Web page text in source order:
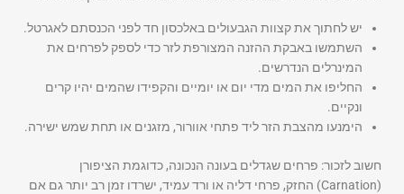
יש לחתוך את קצוות הגבעולים באלכסון חד לפני הכנסתם לאגרטל.
השתמשו באבקת ההזנה המצורפת לזר כדי לספק לפרחים את
המינרלים הנדרשים.
החליפו את המים מדי יום או יומיים והקפידו שהמים יהיו קרים
ונקיים.
הימנעו מהצבת הזר ליד פתחי אוורור, מזגנים או תחת שמש ישירה.
חשוב לזכור: פרחים שגדלים בעונה הנכונה, כדוגמת הציפורן
(Carnation) החזק, פרחי דליה או ורד עמיד, ישרדו זמן רב יותר גם אם